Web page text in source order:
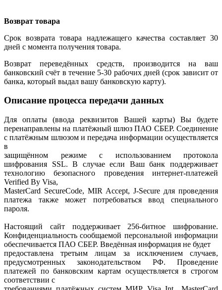
Возврат товара
Срок возврата товара надлежащего качества составляет 30
дней с момента получения товара.
Возврат переведённых средств, производится на ваш
банковский счёт в течение 5-30 рабочих дней (срок зависит от
банка, который выдал вашу банковскую карту).
Описание процесса передачи данных
Для оплаты (ввода реквизитов Вашей карты) Вы будете
перенаправлены на платёжный шлюз ПАО СБЕР. Соединение
с платёжным шлюзом и передача информации осуществляется
в
защищённом режиме с использованием протокола
шифрования SSL. В случае если Ваш банк поддерживает
технологию безопасного проведения интернет-платежей
Verified By Visa,
MasterCard SecureCode, MIR Accept, J-Secure для проведения
платежа также может потребоваться ввод специального
пароля.
Настоящий сайт поддерживает 256-битное шифрование.
Конфиденциальность сообщаемой персональной информации
обеспечивается ПАО СБЕР. Введённая информация не будет
предоставлена третьим лицам за исключением случаев,
предусмотренных законодательством РФ. Проведение
платежей по банковским картам осуществляется в строгом
соответствии с